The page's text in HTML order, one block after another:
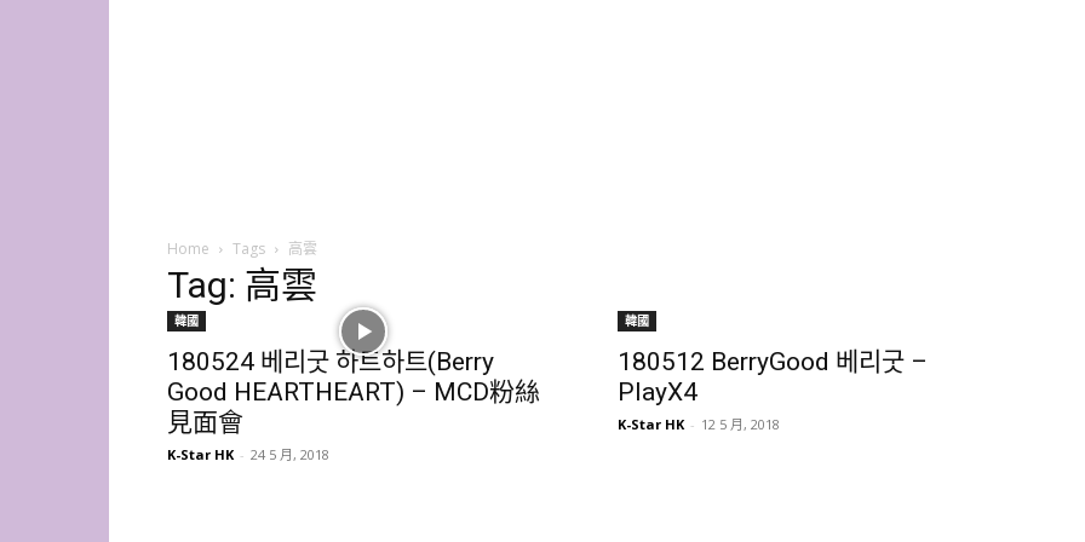
Home Tags 高雲
Tag: 高雲
韓國
180524 베리굿 하트하트(Berry
Good HEARTHEART) – MCD粉絲
見面會
K-Star HK - 24 5 月, 2018
韓國
180512 BerryGood 베리굿 –
PlayX4
K-Star HK - 12 5 月, 2018